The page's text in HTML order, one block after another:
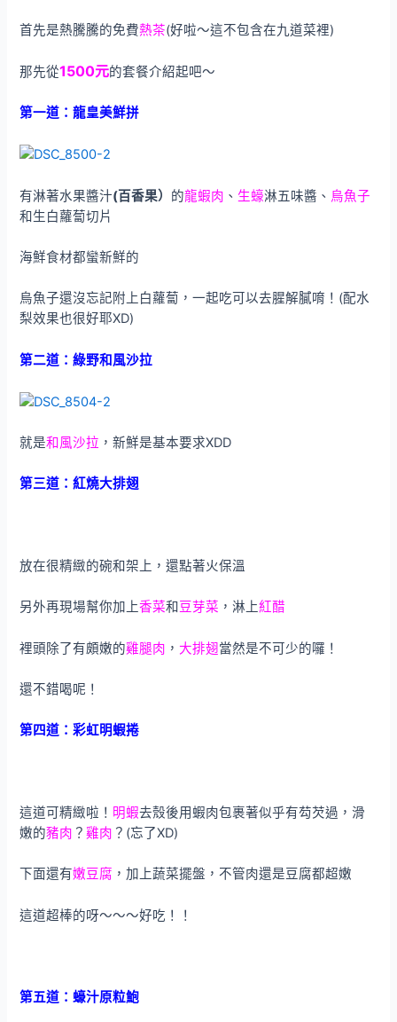
首先是熱騰騰的免費熱茶(好啦～這不包含在九道菜裡)
那先從1500元的套餐介紹起吧～
第一道：龍皇美鮮拼
有淋著水果醬汁(百香果） 的龍蝦肉 、 生蠔淋五味醬、 烏魚子
和生白蘿蔔切片
海鮮食材都蠻新鮮的
烏魚子還沒忘記附上白蘿蔔，一起吃可以去腥解膩唷！(配水
梨效果也很好耶XD)
第二道：綠野和風沙拉
就是和風沙拉 ，新鮮是基本要求XDD
第三道：紅燒大排翅
放在很精緻的碗和架上，還點著火保溫
另外再現場幫你加上香菜和豆芽菜 ，淋上紅醋
裡頭除了有頗嫩的雞腿肉 ，大排翅當然是不可少的囉！
還不錯喝呢！
第四道：彩虹明蝦捲
這道可精緻啦！ 明蝦去殼後用蝦肉包裹著似乎有芶芡過，滑
嫩的豬肉 ？雞肉 ？(忘了XD)
下面還有嫩豆腐 ，加上蔬菜擺盤，不管肉還是豆腐都超嫩
這道超棒的呀～～～好吃！！
第五道：蠔汁原粒鮑